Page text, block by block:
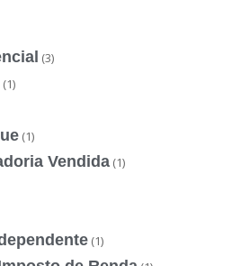
(3)
(1)
(1)
Vendida (1)
(1)